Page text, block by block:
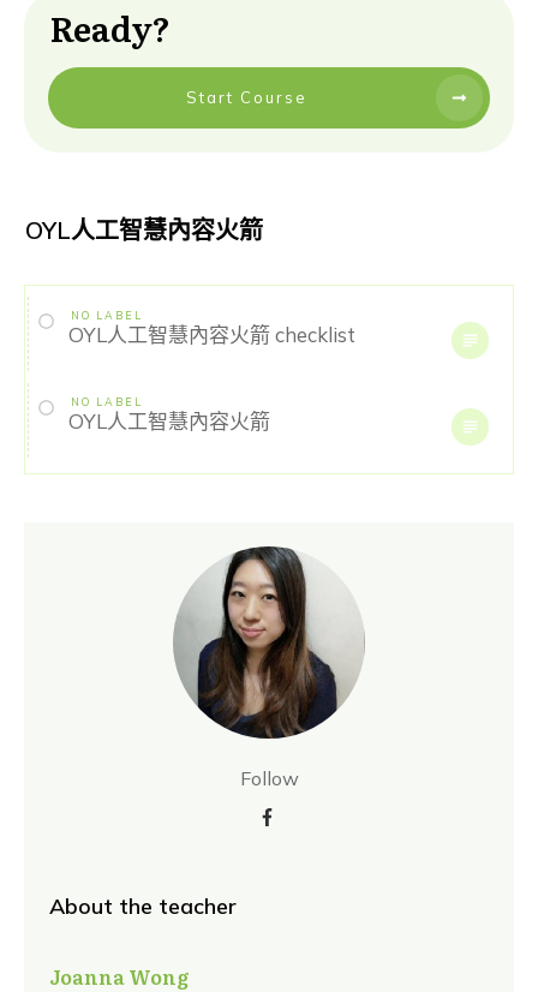
Ready?
Start Course
OYL人工智慧內容火箭
NO LABEL
OYL人工智慧內容火箭 checklist
NO LABEL
OYL人工智慧內容火箭
Follow
About the teacher
Joanna Wong